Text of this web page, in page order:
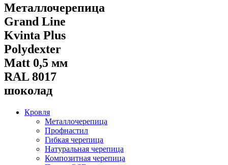
Металлочерепица
Grand Line
Kvinta Plus
Polydexter
Matt 0,5 мм
RAL 8017
шоколад
Кровля
Металлочерепица
Профнастил
Гибкая черепица
Натуральная черепица
Композитная черепица